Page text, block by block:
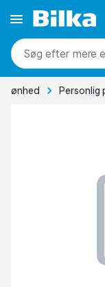
mere
Skønhed Personlig